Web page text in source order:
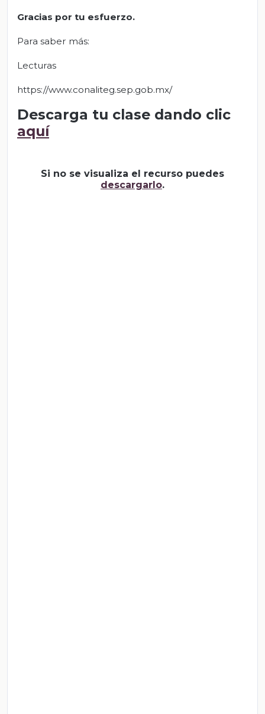
Gracias por tu esfuerzo.
Para saber más:
Lecturas
https://www.conaliteg.sep.gob.mx/
Descarga tu clase dando clic
aquí
Si no se visualiza el recurso puedes
descargarlo.